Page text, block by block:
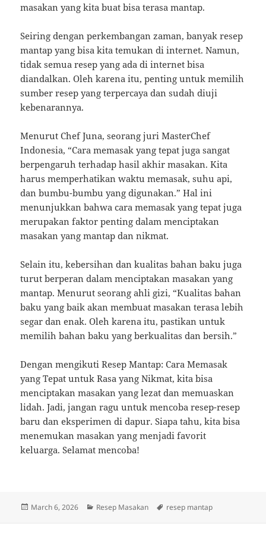
masakan yang kita buat bisa terasa mantap.
Seiring dengan perkembangan zaman, banyak resep
mantap yang bisa kita temukan di internet. Namun,
tidak semua resep yang ada di internet bisa
diandalkan. Oleh karena itu, penting untuk memilih
sumber resep yang terpercaya dan sudah diuji
kebenarannya.
Menurut Chef Juna, seorang juri MasterChef
Indonesia, “Cara memasak yang tepat juga sangat
berpengaruh terhadap hasil akhir masakan. Kita
harus memperhatikan waktu memasak, suhu api,
dan bumbu-bumbu yang digunakan.” Hal ini
menunjukkan bahwa cara memasak yang tepat juga
merupakan faktor penting dalam menciptakan
masakan yang mantap dan nikmat.
Selain itu, kebersihan dan kualitas bahan baku juga
turut berperan dalam menciptakan masakan yang
mantap. Menurut seorang ahli gizi, “Kualitas bahan
baku yang baik akan membuat masakan terasa lebih
segar dan enak. Oleh karena itu, pastikan untuk
memilih bahan baku yang berkualitas dan bersih.”
Dengan mengikuti Resep Mantap: Cara Memasak
yang Tepat untuk Rasa yang Nikmat, kita bisa
menciptakan masakan yang lezat dan memuaskan
lidah. Jadi, jangan ragu untuk mencoba resep-resep
baru dan eksperimen di dapur. Siapa tahu, kita bisa
menemukan masakan yang menjadi favorit
keluarga. Selamat mencoba!
Posted
March 6, 2026 Categories
Resep Masakan Tags
resep mantap